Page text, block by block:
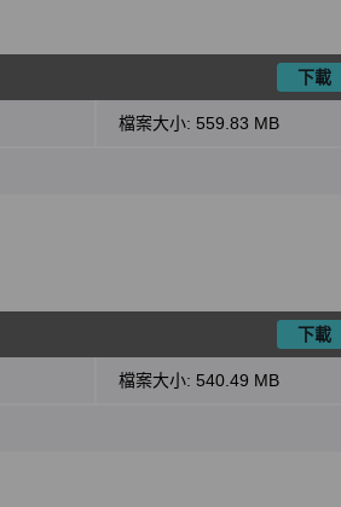
下載
檔案大小: 559.83 MB
下載
檔案大小: 540.49 MB